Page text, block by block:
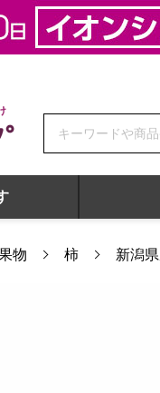
オンショップ
物 柿 新潟
けさ柿L36玉(7kgLサ